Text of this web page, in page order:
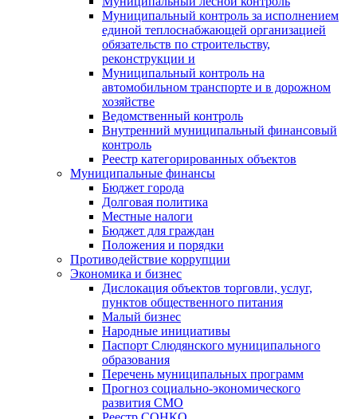
Муниципальный контроль за исполнением
единой теплоснабжающей организацией
обязательств по строительству,
реконструкции и
Муниципальный контроль на
автомобильном транспорте и в дорожном
хозяйстве
Ведомственный контроль
Внутренний муниципальный финансовый
контроль
Реестр категорированных объектов
Муниципальные финансы
Бюджет города
Долговая политика
Местные налоги
Бюджет для граждан
Положения и порядки
Противодействие коррупции
Экономика и бизнес
Дислокация объектов торговли, услуг,
пунктов общественного питания
Малый бизнес
Народные инициативы
Паспорт Слюдянского муниципального
образования
Перечень муниципальных программ
Прогноз социально-экономического
развития СМО